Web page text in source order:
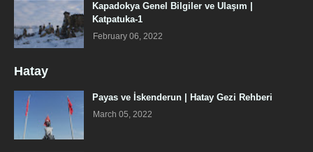
Kapadokya Genel Bilgiler ve Ulaşım |
Katpatuka-1
February 06, 2022
Hatay
Payas ve İskenderun | Hatay Gezi Rehberi
March 05, 2022